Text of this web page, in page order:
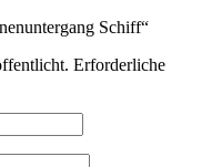
Schiff“
Erforderliche